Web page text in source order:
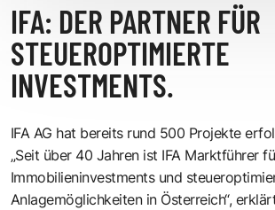
IFA: DER PARTNER FÜR
STEUEROPTIMIERTE
INVESTMENTS.
IFA AG hat ­bereits rund 500 Projekte
„Seit über 40 Jahren ist IFA Marktführer
Immobilieninvestments und
Anlagemöglichkeiten in Österreich“,